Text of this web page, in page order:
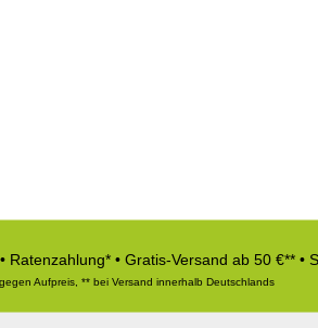
• Gratis-Versand ab 50 €** •
Aufpreis, ** bei Versand innerhalb Deutschlands